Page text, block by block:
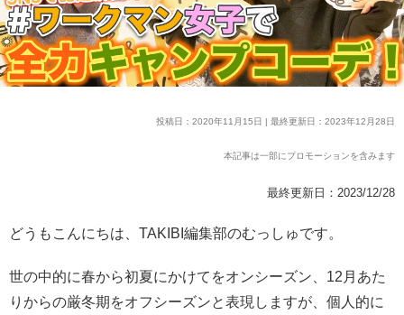
投稿日：2020年11月15日 | 最終更新日：2023年12月28日
本記事は一部にプロモーションを含みます
最終更新日：2023/12/28
どうもこんにちは、TAKIBI編集部のむっしゅです。
世の中的に春から初夏にかけてをオンシーズン、12月あた
りからの厳冬期をオフシーズンと表現しますが、個人的に